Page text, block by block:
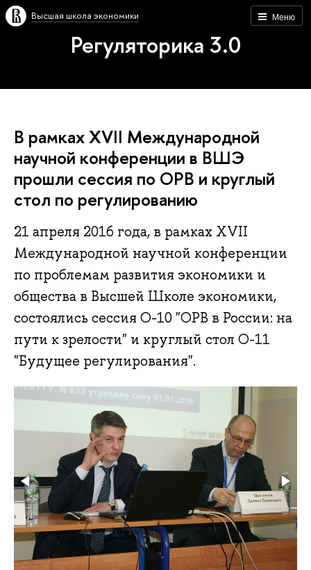
Меню
Высшая школа экономики
Регуляторика 3.0
В рамках XVII Международной
научной конференции в ВШЭ
прошли сессия по ОРВ и круглый
стол по регулированию
21 апреля 2016 года, в рамках XVII
Международной научной конференции
по проблемам развития экономики и
общества в Высшей Школе экономики,
состоялись сессия О-10 "ОРВ в России: на
пути к зрелости" и круглый стол О-11
"Будущее регулирования".